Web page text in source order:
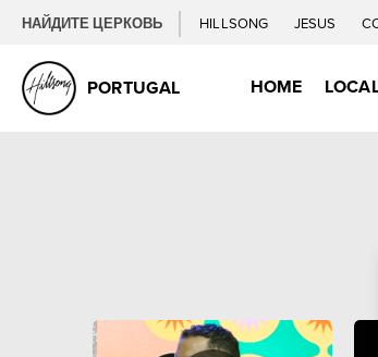
НАЙДИТЕ ЦЕРКОВЬ HILLSONG JESUS
PORTUGAL HOME